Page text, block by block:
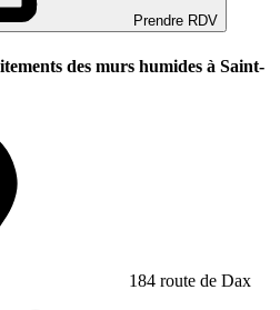
Prendre RDV
des murs humides à Saint-
184 route de Dax